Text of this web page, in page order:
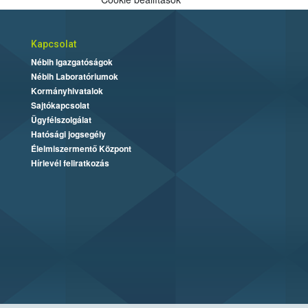
Kapcsolat
Nébih Igazgatóságok
Nébih Laboratóriumok
Kormányhivatalok
Sajtókapcsolat
Ügyfélszolgálat
Hatósági jogsegély
Élelmiszermentő Központ
Hírlevél feliratkozás